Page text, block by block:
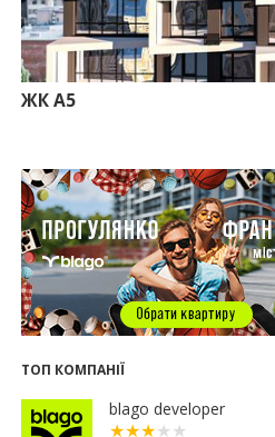
офісний комплекс
«Приват»
09:25
Податок на нерухомість з
суму і правильно сплатити
правила «єОселі»
14:00
Як поєднувати кольори в
року
12:38
Компанія співвласниці
землю в центрі Івано-
10:22
Прокуратура вимагає
16:47
Дешевші, але недоступні:
ЖК А5
ТОП КОМПАНІЇ
blago developer